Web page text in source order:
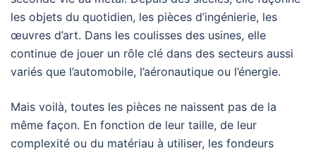
les objets du quotidien, les pièces d’ingénierie, les
œuvres d’art. Dans les coulisses des usines, elle
continue de jouer un rôle clé dans des secteurs aussi
variés que l’automobile, l’aéronautique ou l’énergie.
Mais voilà, toutes les pièces ne naissent pas de la
même façon. En fonction de leur taille, de leur
complexité ou du matériau à utiliser, les fondeurs